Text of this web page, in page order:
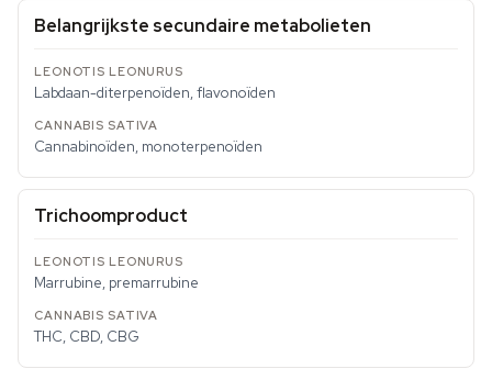
Belangrijkste secundaire metabolieten
Labdaan-diterpenoïden, flavonoïden
Cannabinoïden, monoterpenoïden
Trichoomproduct
Marrubine, premarrubine
THC, CBD, CBG